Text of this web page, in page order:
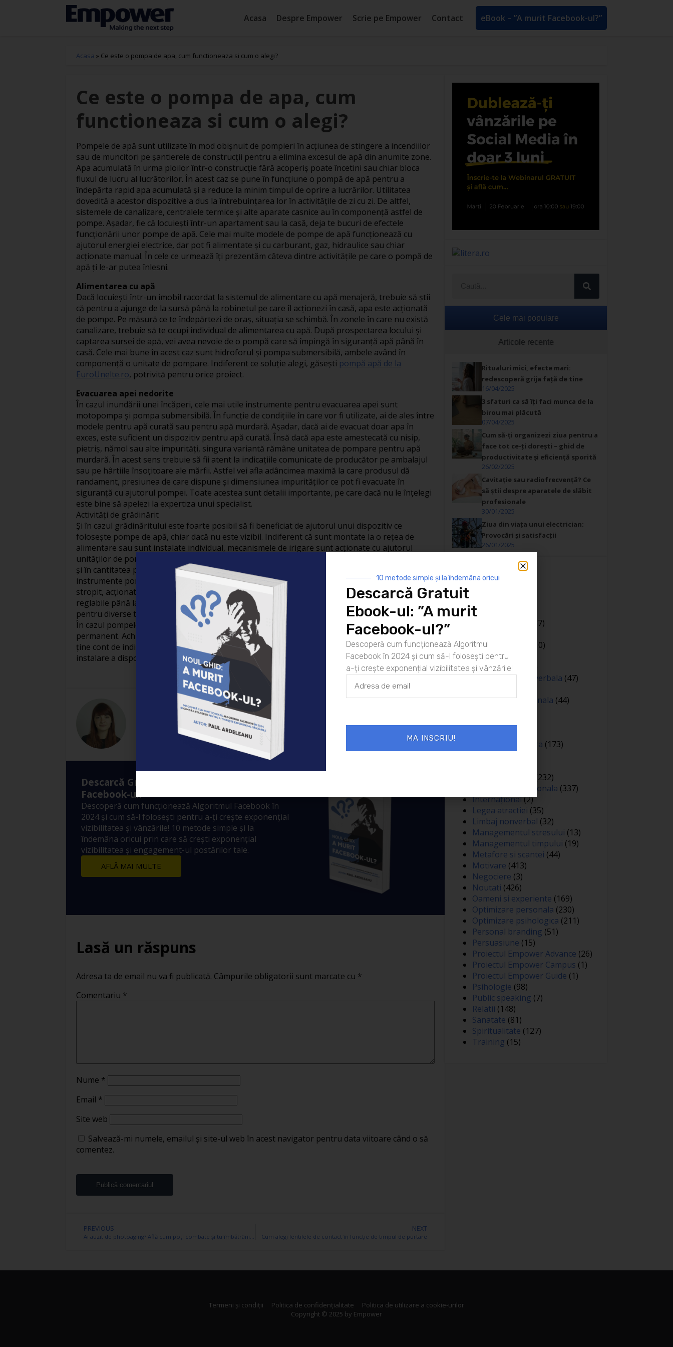
Acasa Despre Empower Scrie pe Empower Contact eBook – ”A murit Facebook-ul?”
Acasa » Ce este o pompa de apa, cum functioneaza si cum o alegi?
Ce este o pompa de apa, cum
functioneaza si cum o alegi?
Pompele de apă sunt utilizate în mod obișnuit de pompieri în acțiunea de stingere a incendiilor
sau de muncitori pe șantierele de construcții pentru a elimina excesul de apă din anumite zone.
Apa acumulată în urma ploilor într-o construcție fără acoperiș poate încetini sau chiar bloca
fluxul de lucru al lucrătorilor. În acest caz se pune în funcțiune o pompă de apă pentru a
îndepărta rapid apa acumulată și a reduce la minim timpul de oprire a lucrărilor. Utilitatea
dovedită a acestor dispozitive a dus la întrebuințarea lor în activitățile de zi cu zi. De altfel,
sistemele de canalizare, centralele termice și alte aparate casnice au în componență astfel de
pompe. Așadar, fie că locuiești într-un apartament sau la casă, deja te bucuri de efectele
funcționării unor pompe de apă. Cele mai multe modele de pompe de apă funcționează cu
ajutorul energiei electrice, dar pot fi alimentate și cu carburant, gaz, hidraulice sau chiar
acționate manual. În cele ce urmează îți prezentăm câteva dintre activitățile pe care o pompă de
apă ți le-ar putea înlesni.
Alimentarea cu apă
Dacă locuiești într-un imobil racordat la sistemul de alimentare cu apă menajeră, trebuie să știi
că pentru a ajunge de la sursă până la robinetul pe care îl acționezi în casă, apa este acționată
de pompe. Pe măsură ce te îndepărtezi de oraș, situația se schimbă. În zonele în care nu există
canalizare, trebuie să te ocupi individual de alimentarea cu apă. După prospectarea locului și
captarea sursei de apă, vei avea nevoie de o pompă care să împingă în siguranță apă până în
casă. Cele mai bune în acest caz sunt hidroforul și pompa submersibilă, ambele având în
componență o unitate de pompare. Indiferent ce soluție alegi, găsești pompă apă de la
EuroUnelte.ro, potrivită pentru orice proiect.
Evacuarea apei nedorite
În cazul inundării unei încăperi, cele mai utile instrumente pentru evacuarea apei sunt
motopompa și pompa submersibilă. În funcție de condițiile în care vor fi utilizate, ai de ales între
modele pentru apă curată sau pentru apă murdară. Așadar, dacă ai de evacuat doar apa în
exces, este suficient un dispozitiv pentru apă curată. Însă dacă apa este amestecată cu nisip,
pietriș, nămol sau alte impurități, singura variantă rămâne unitatea de pompare pentru apă
murdară. În acest sens trebuie să fii atent la indicațiile comunicate de producător pe ambalajul
sau pe hârtiile însoțitoare ale mărfii. Astfel vei afla adâncimea maximă la care produsul dă
randament, presiunea de care dispune și dimensiunea impurităților ce pot fi evacuate în
siguranță cu ajutorul pompei. Toate acestea sunt detalii importante, pe care dacă nu le înțelegi
este bine să apelezi la expertiza unui specialist.
Activități de grădinărit
Și în cazul grădinăritului este foarte posibil să fi beneficiat de ajutorul unui dispozitiv ce
folosește pompe de apă, chiar dacă nu este vizibil. Indiferent că sunt montate la o rețea de
alimentare sau sunt instalate individual, mecanismele de irigare sunt acționate cu ajutorul
unităților de pompare, care asigură faptul că apa va ajunge în grădina ta la o presiune corectă
și în cantitatea potrivită. Același principiu a fost aplicat de producătorii din domeniu și pentru
instrumente portabile sau tractabile. Astfel au apărut unelte de tip atomizor sau pompe de
stropit, acționate de carburant sau acumulatori, cu rezervoare între 1 și 100 de litri și presiuni
reglabile până la 40 bari. Acestea pot fi utilizate ușor în gospodării sau pe suprafețe întinse,
pentru diverse tipuri de culturi.
În cazul pompelor de apă, funcționarea în siguranță este un aspect de care trebuie să ții cont
permanent. Achiziționează doar produse de calitate, garantate de producător și distribuitor,
ține cont de indicațiile de pe ambalaj și apelează la ajutorul unui specialist pentru lucrarea de
instalare a dispozitivelor.
01/08/2019 Diverse
Descarcă Gratuit Ebook-ul: ”A murit
Facebook-ul?”
Descoperă cum funcționează Algoritmul Facebook în
2024 și cum să-l folosești pentru a-ți crește exponențial
vizibilitatea și vânzările! 10 metode simple și la
îndemâna oricui prin care să crești exponențial
vizibilitatea și engagement-ul postărilor tale.
AFLĂ MAI MULTE
Lasă un răspuns
Adresa ta de email nu va fi publicată. Câmpurile obligatorii sunt marcate cu *
Comentariu *
Nume *
Email *
Site web
Salvează-mi numele, emailul și site-ul web în acest navigator pentru data viitoare când o să
comentez.
PREVIOUS
Ai auzit de photoaging? Află cum poți combate și tu îmbătrânirea prematură
NEXT
Cum alegi lentilele de contact în funcție de timpul de purtare
Cele mai populare
Articole recente
Ritualuri mici, efecte mari:
redescoperă grija față de tine
16/04/2025
3 sfaturi ca să îți faci munca de la
birou mai plăcută
07/04/2025
Cum să-ți organizezi ziua pentru a
face tot ce-ți dorești – ghid de
productivitate și eficiență sporită
26/02/2025
Cavitație sau radiofrecvență? Ce
să știi despre aparatele de slăbit
profesionale
30/01/2025
Ziua din viața unui electrician:
Provocări și satisfacții
26/01/2025
Categorii
Bani
(37)
Casa si gradina
(10)
Coaching(141)
Comunicare
(106)
Comunicare nonverbala (47)
Dezvoltare personala (44)
Educatie financiara (173)
(232)
Inteligenta emotionala (337)
Internațional(2)
Legea atractiei (35)
Limbaj nonverbal (32)
Managementul stresului (13)
Managementul timpului (19)
Metafore si scantei (44)
Motivare (413)
Negociere (3)
Noutati (426)
Oameni si experiente (169)
Optimizare personala (230)
Optimizare psihologica (211)
Personal branding (51)
Persuasiune (15)
Proiectul Empower Advance (26)
Proiectul Empower Campus (1)
Proiectul Empower Guide (1)
Psihologie (98)
Public speaking (7)
Relatii (148)
Sanatate (81)
Spiritualitate (127)
Training (15)
Termeni și condiții Politica de confidențialitate
Politica de utilizare a cookie-urilor
Copyright © 2025 by Empower
10 metode simple și la îndemâna oricui
Descarcă Gratuit
Ebook-ul: ”A murit
Facebook-ul?”
Descoperă cum funcționează Algoritmul
Facebook în 2024 și cum să-l folosești pentru
a-ți crește exponențial vizibilitatea și vânzările!
MA INSCRIU!